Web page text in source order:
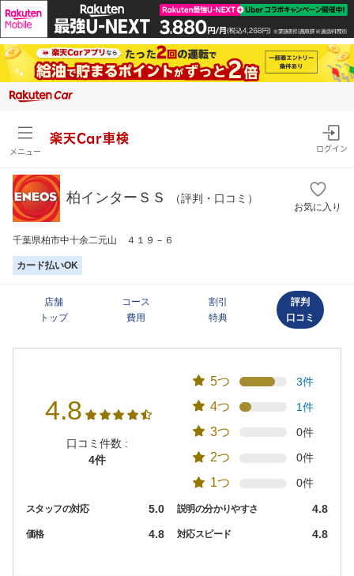
メニュー
楽天Car車検
ログイン
柏インターＳＳ （評判・口コミ）
お気に入り
千葉県柏市中十余二元山 ４１９－６
カード払いOK
店舗
トップ
コース
費用
割引
特典
評判
口コミ
4.8
口コミ件数 :
4件
5つ 3件
4つ 1件
3つ 0件
2つ 0件
1つ 0件
スタッフの対応 5.0 説明の分かりやすさ 4.8
価格 4.8 対応スピード 4.8